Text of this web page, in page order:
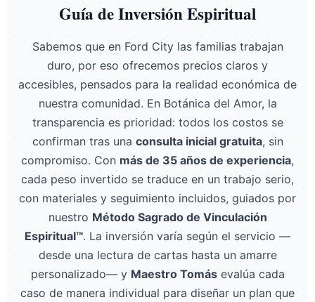
Guía de Inversión Espiritual
Sabemos que en Ford City las familias trabajan
duro, por eso ofrecemos precios claros y
accesibles, pensados para la realidad económica de
nuestra comunidad. En Botánica del Amor, la
transparencia es prioridad: todos los costos se
confirman tras una consulta inicial gratuita, sin
compromiso. Con más de 35 años de experiencia,
cada peso invertido se traduce en un trabajo serio,
con materiales y seguimiento incluidos, guiados por
nuestro Método Sagrado de Vinculación
Espiritual™. La inversión varía según el servicio —
desde una lectura de cartas hasta un amarre
personalizado— y Maestro Tomásevalúa cada
caso de manera individual para diseñar un plan que